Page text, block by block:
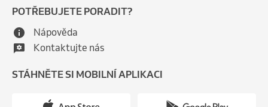
POTŘEBUJETE PORADIT?
Nápověda
Kontaktujte nás
STÁHNĚTE SI MOBILNÍ APLIKACI